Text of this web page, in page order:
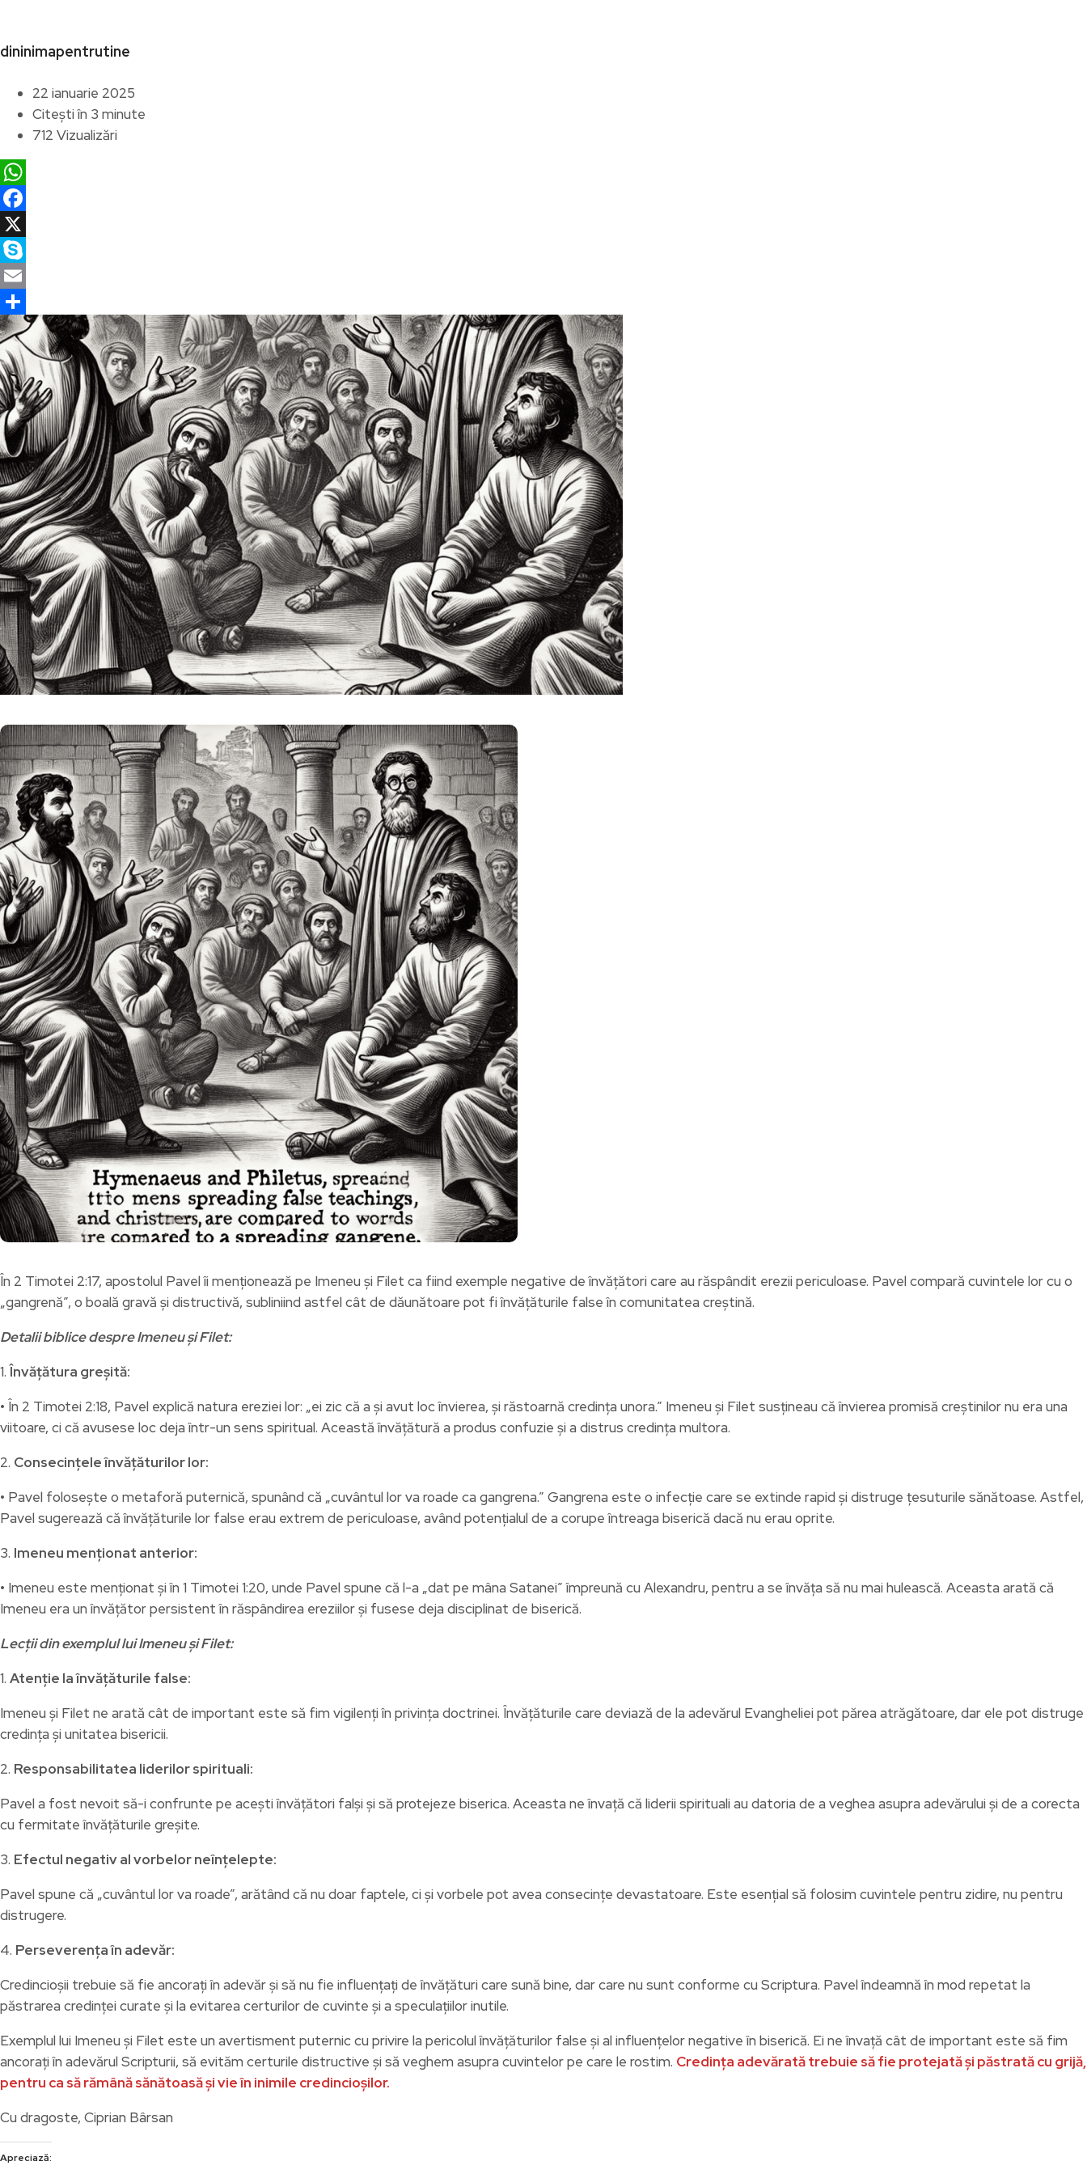
dininimapentrutine
22 ianuarie 2025
Citești în 3 minute
712 Vizualizări
WhatsApp
Facebook
X
Skype
Email
Partajează
În 2 Timotei 2:17, apostolul Pavel îi menționează pe Imeneu și Filet ca fiind exemple negative de învățători care au răspândit erezii periculoase. Pavel compară cuvintele lor cu o
„gangrenă”, o boală gravă și distructivă, subliniind astfel cât de dăunătoare pot fi învățăturile false în comunitatea creștină.
Detalii biblice despre Imeneu și Filet:
1.Învățătura greșită:
• În 2 Timotei 2:18, Pavel explică natura ereziei lor: „ei zic că a și avut loc învierea, și răstoarnă credința unora.” Imeneu și Filet susțineau că învierea promisă creștinilor nu era una
viitoare, ci că avusese loc deja într-un sens spiritual. Această învățătură a produs confuzie și a distrus credința multora.
2. Consecințele învățăturilor lor:
• Pavel folosește o metaforă puternică, spunând că „cuvântul lor va roade ca gangrena.” Gangrena este o infecție care se extinde rapid și distruge țesuturile sănătoase. Astfel,
Pavel sugerează că învățăturile lor false erau extrem de periculoase, având potențialul de a corupe întreaga biserică dacă nu erau oprite.
3. Imeneu menționat anterior:
• Imeneu este menționat și în 1 Timotei 1:20, unde Pavel spune că l-a „dat pe mâna Satanei” împreună cu Alexandru, pentru a se învăța să nu mai hulească. Aceasta arată că
Imeneu era un învățător persistent în răspândirea ereziilor și fusese deja disciplinat de biserică.
Lecții din exemplul lui Imeneu și Filet:
1. Atenție la învățăturile false:
Imeneu și Filet ne arată cât de important este să fim vigilenți în privința doctrinei. Învățăturile care deviază de la adevărul Evangheliei pot părea atrăgătoare, dar ele pot distruge
credința și unitatea bisericii.
2. Responsabilitatea liderilor spirituali:
Pavel a fost nevoit să-i confrunte pe acești învățători falși și să protejeze biserica. Aceasta ne învață că liderii spirituali au datoria de a veghea asupra adevărului și de a corecta
cu fermitate învățăturile greșite.
3. Efectul negativ al vorbelor neînțelepte:
Pavel spune că „cuvântul lor va roade”, arătând că nu doar faptele, ci și vorbele pot avea consecințe devastatoare. Este esențial să folosim cuvintele pentru zidire, nu pentru
distrugere.
4. Perseverența în adevăr:
Credincioșii trebuie să fie ancorați în adevăr și să nu fie influențați de învățături care sună bine, dar care nu sunt conforme cu Scriptura. Pavel îndeamnă în mod repetat la
păstrarea credinței curate și la evitarea certurilor de cuvinte și a speculațiilor inutile.
Exemplul lui Imeneu și Filet este un avertisment puternic cu privire la pericolul învățăturilor false și al influențelor negative în biserică. Ei ne învață cât de important este să fim
ancorați în adevărul Scripturii, să evităm certurile distructive și să veghem asupra cuvintelor pe care le rostim. Credința adevărată trebuie să fie protejată și păstrată cu grijă,
pentru ca să rămână sănătoasă și vie în inimile credincioșilor.
Cu dragoste, Ciprian Bârsan
Apreciază: